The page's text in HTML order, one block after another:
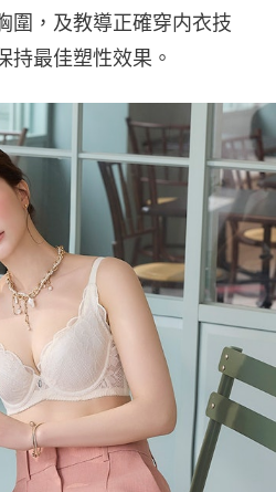
圍，及教導正確穿内衣技
持最佳塑性效果。